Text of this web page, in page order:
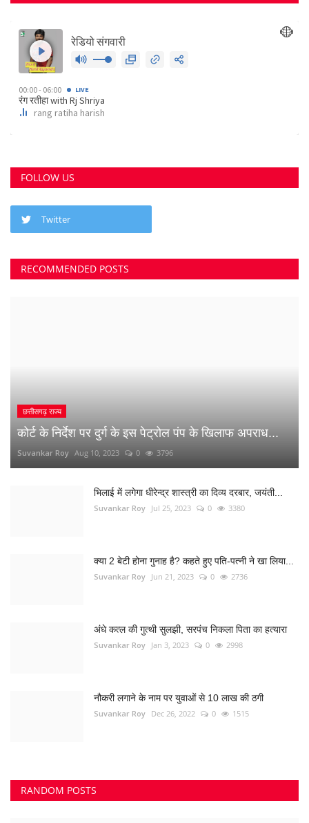
FOLLOW US
Twitter
RECOMMENDED POSTS
छत्तीसगढ़ राज्य
कोर्ट के निर्देश पर दुर्ग के इस पेट्रोल पंप के खिलाफ अपराध...
Suvankar Roy Aug 10, 2023 0 3796
भिलाई में लगेगा धीरेन्द्र शास्त्री का दिव्य दरबार, जयंती...
Suvankar Roy Jul 25, 2023 0 3380
क्या 2 बेटी होना गुनाह है? कहते हुए पति-पत्नी ने खा लिया...
Suvankar Roy Jun 21, 2023 0 2736
अंधे कत्ल की गुत्थी सुलझी, सरपंच निकला पिता का हत्यारा
Suvankar Roy Jan 3, 2023 0 2998
नौकरी लगाने के नाम पर युवाओं से 10 लाख की ठगी
Suvankar Roy Dec 26, 2022 0 1515
RANDOM POSTS